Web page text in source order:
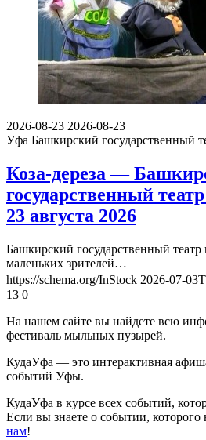
2026-08-23 2026-08-23
Уфа Башкирский государственный
Коза-дереза —
государственный
23 августа 2026
Башкирский государственный театр
маленьких зрителей…
https://schema.org/InStock 2026-07-
13 0
На нашем сайте вы найдете всю
фестиваль мыльных пузырей.
КудаУфа — это интерактивная
событий Уфы.
КудаУфа в курсе всех событий,
Если вы знаете о событии, которого
нам!